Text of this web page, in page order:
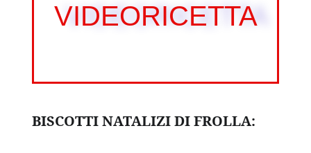
VIDEORICETTA
BISCOTTI NATALIZI DI FROLLA: